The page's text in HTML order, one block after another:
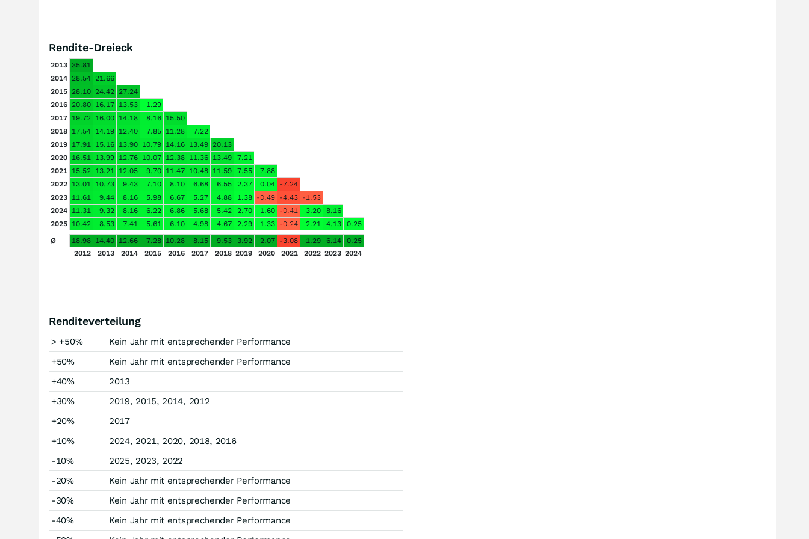
Rendite-Dreieck
2013 35.81
2014 28.54 21.66
2015 28.10 24.42 27.24
2016 20.80 16.17 13.53
1.29
2017 19.72 16.00 14.18 8.16 15.50
2018 17.54 14.19 12.40 7.85 11.28
7.22
2019 17.91 15.16 13.90 10.79 14.16 13.49 20.13
2020 16.51 13.99 12.76 10.07 12.38 11.36 13.49
7.21
2021 15.52 13.21 12.05 9.70 11.47 10.48 11.59 7.55
7.88
2022 13.01 10.73 9.43 7.10 8.10 6.68 6.55 2.37 0.04 -7.24
2023 11.61 9.44 8.16 5.98 6.67 5.27 4.88 1.38 -0.49 -4.43 -1.53
2024 11.31 9.32 8.16 6.22 6.86 5.68 5.42 2.70 1.60 -0.41 3.20
8.16
2025 10.42 8.53 7.41 5.61 6.10 4.98 4.67 2.29 1.33 -0.24 2.21 4.13
0.25
Ø
18.98 14.40 12.66 7.28 10.28 8.15 9.53 3.92 2.07 -3.08 1.29 6.14
0.25
2012
2013 2014 2015 2016 2017 2018 2019 2020 2021 2022 2023 2024
Renditeverteilung
> +50%
Kein Jahr mit entsprechender Performance
+50%
Kein Jahr mit entsprechender Performance
+40%
2013
+30%
2019, 2015, 2014, 2012
+20%
2017
+10%
2024, 2021, 2020, 2018, 2016
-10%
2025, 2023, 2022
-20%
Kein Jahr mit entsprechender Performance
-30%
Kein Jahr mit entsprechender Performance
-40%
Kein Jahr mit entsprechender Performance